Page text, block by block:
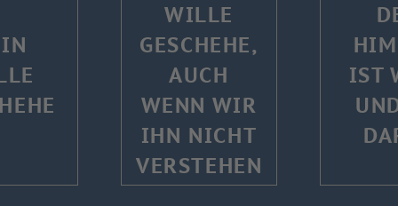
WILLE
GESCHEHE,
AUCH
WENN WIR
IHN NICHT
VERSTEHEN
IST